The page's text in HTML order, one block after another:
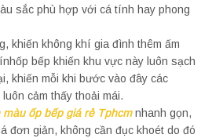
sắc phù hợp với cá tính hay phong
khiến không khí gia đình thêm ấm
bếp khiến khu vực này luôn sạch
khiến mỗi khi bước vào đây các
cảm thấy thoải mái.
màu ốp bếp giá rẻ Tphcmnhanh gọn,
đơn giản, không cần đục khoét do đó